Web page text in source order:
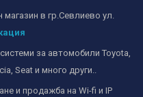
магазин в гр.Севлиево ул.
за автомобили Toyota,
Seat и много други..
и продажба на Wi-fi и IP